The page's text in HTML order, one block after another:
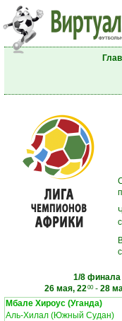
1/8 финала
26 мая, 2200- 28
Мбале Хироус (Уганда)
Аль-Хилал (Южный Судан)